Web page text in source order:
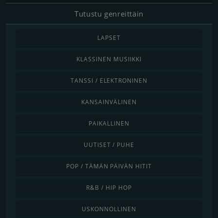
Tutustu genreittäin
LAPSET
KLASSINEN MUSIIKKI
TANSSI / ELEKTRONINEN
KANSAINVÄLINEN
PAIKALLINEN
UUTISET / PUHE
POP / TÄMÄN PÄIVÄN HITIT
R&B / HIP HOP
USKONNOLLINEN